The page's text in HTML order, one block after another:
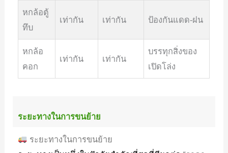
หกล้อตู้
ทึบ
เท่ากัน เท่ากัน ป้องกันแดด-ฝน
หกล้อ
คอก
เท่ากัน เท่ากัน
บรรทุกสิ่งของ
เปิดโล่ง
ระยะทางในการขนย้าย
ระยะทางในการขนย้าย